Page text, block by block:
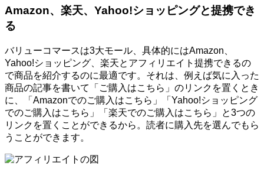
Amazon、楽天、Yahoo!ショッピングと提携でき
る
バリューコマースは3大モール、具体的にはAmazon、
Yahoo!ショッピング、楽天とアフィリエイト提携できるの
で商品を紹介するのに最適です。それは、例えば気に入った
商品の記事を書いて「ご購入はこちら」のリンクを置くとき
に、「Amazonでのご購入はこちら」「Yahoo!ショッピング
でのご購入はこちら」「楽天でのご購入はこちら」と3つの
リンクを置くことができるから。読者に購入先を選んでもら
うことができます。